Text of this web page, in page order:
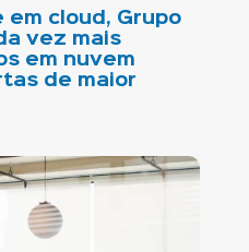
em cloud, Grupo
vez mais
em nuvem
de maior